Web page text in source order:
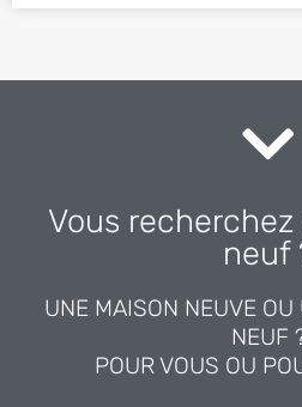
Vous
neuf
UNE MAISON NEUVE
NEUF
POUR VOUS OU
Contactez
IMMOBILIERS NEUFS
DE-